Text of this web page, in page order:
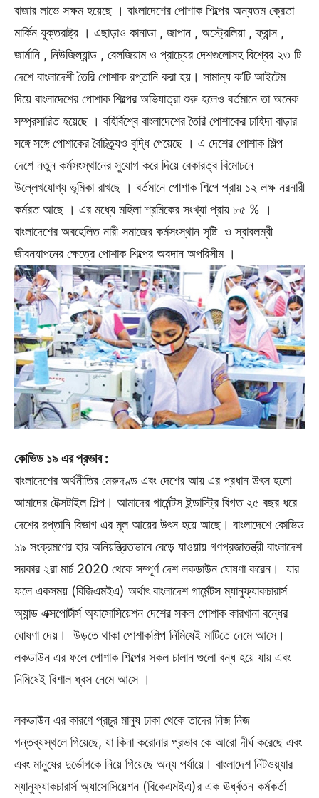
বাজার লাভে সক্ষম হয়েছে । বাংলাদেশের পােশাক শিল্পের অন্যতম ক্রেতা
মার্কিন যুক্তরাষ্ট্র । এছাড়াও কানাডা , জাপান , অস্ট্রেলিয়া , ফ্রান্স ,
জার্মানি , নিউজিল্যান্ড , বেলজিয়াম ও প্রাচ্যের দেশগুলােসহ বিশ্বের ২৩ টি
দেশে বাংলাদেশী তৈরি পোশাক রপ্তানি করা হয়। সামান্য ক’টি আইটেম
দিয়ে বাংলাদেশের পােশাক শিল্পের অভিযাত্রা শুরু হলেও বর্তমানে তা অনেক
সম্প্রসারিত হয়েছে । বহির্বিশ্বে বাংলাদেশের তৈরি পােশাকের চাহিদা বাড়ার
সঙ্গে সঙ্গে পােশাকের বৈচিত্র্যও বৃদ্ধি পেয়েছে । এ দেশের পোশাক শিল্প
দেশে নতুন কর্মসংস্থানের সুযোগ করে দিয়ে বেকারত্ব বিমোচনে
উল্লেখযােগ্য ভূমিকা রাখছে । বর্তমানে পােশাক শিল্পে প্রায় ১২ লক্ষ নরনারী
কর্মরত আছে । এর মধ্যে মহিলা শ্রমিকের সংখ্যা প্রায় ৮৫ % ।
বাংলাদেশের অবহেলিত নারী সমাজের কর্মসংস্থান সৃষ্টি ও স্বাবলম্বী
জীবনযাপনের ক্ষেত্রে পােশাক শিল্পের অবদান অপরিসীম ।
কোভিড ১৯ এর প্রভাব :
বাংলাদেশের অর্থনীতির মেরুদণ্ড এবং দেশের আয় এর প্রধান উৎস হলো
আমাদের টেক্সটাইল শিল্প। আমাদের গার্মেন্টস ইন্ডাস্ট্রি বিগত ২৫ বছর ধরে
দেশের রপ্তানি বিভাগ এর মূল আয়ের উৎস হয়ে আছে। বাংলাদেশে কোভিড
১৯ সংক্রমণের হার অনিয়ন্ত্রিতভাবে বেড়ে যাওয়ায় গণপ্রজাতন্ত্রী বাংলাদেশ
সরকার ২রা মার্চ 2020 থেকে সম্পূর্ণ দেশ লকডাউন ঘোষণা করেন। যার
ফলে একসময় (বিজিএমইএ) অর্থাৎ বাংলাদেশ গার্মেন্টস ম্যানুফ্যাকচারার্স
অ্যান্ড এক্সপোর্টার্স অ্যাসোসিয়েশন দেশের সকল পোশাক কারখানা বন্ধের
ঘোষণা দেয়। উড়তে থাকা পোশাকশিল্প নিমিষেই মাটিতে নেমে আসে।
লকডাউন এর ফলে পোশাক শিল্পের সকল চালান গুলো বন্ধ হয়ে যায় এবং
নিমিষেই বিশাল ধ্বস নেমে আসে ।
লকডাউন এর কারণে প্রচুর মানুষ ঢাকা থেকে তাদের নিজ নিজ
গন্তব্যস্থলে গিয়েছে, যা কিনা করোনার প্রভাব কে আরো দীর্ঘ করেছে এবং
এবং মানুষের দুর্ভোগকে নিয়ে গিয়েছে অন্য পর্যায়ে। বাংলাদেশ নিটওয়্যার
ম্যানুফ্যাকচারার্স অ্যাসোসিয়েশন (বিকেএমইএ)র এক ঊর্ধ্বতন কর্মকর্তা